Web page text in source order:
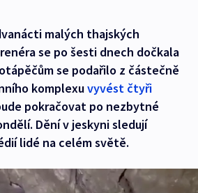
malých thajských
se po šesti dnech dočkala
se podařilo z částečně
komplexuvyvést čtyři
pokračovat po nezbytné
Dění v jeskyni sledují
lidé na celém světě.